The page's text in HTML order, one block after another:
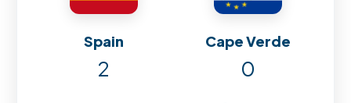
Spain Cape Verde
2 0